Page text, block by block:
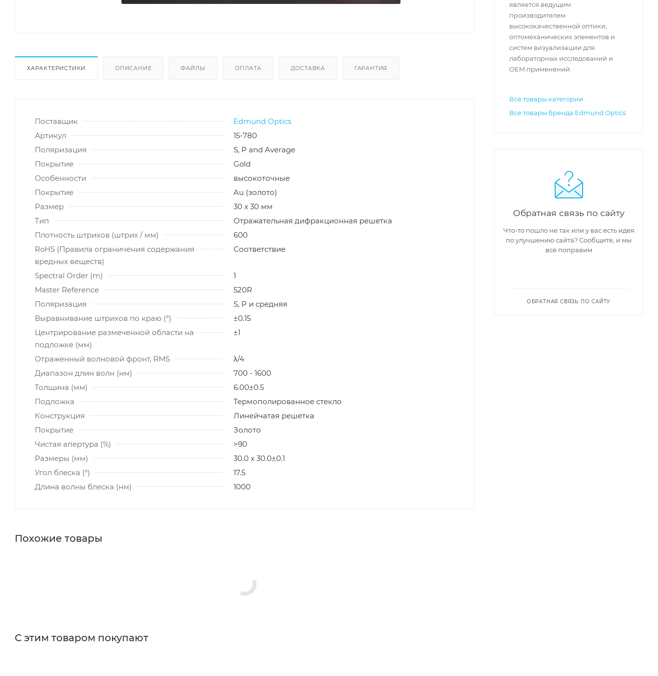
ХАРАКТЕРИСТИКИ ОПИСАНИЕ ФАЙЛЫ ОПЛАТА ДОСТАВКА ГАРАНТИЯ
Поставщик
Edmund Optics
Артикул
15-780
Поляризация
S, P and Average
Покрытие
Gold
Особенности
высокоточные
Покрытие
Au (золото)
Размер
30 x 30 мм
Тип
Отражательная дифракционная решетка
Плотность штрихов (штрих / мм)
600
RoHS (Правила ограничения содержания
вредных веществ)
Соответствие
Spectral Order (m)
1
Master Reference
520R
Поляризация
S, P и средняя
Выравнивание штрихов по краю (°)
±0.15
Центрирование размеченной области на
подложке (мм)
±1
Отраженный волновой фронт, RMS
λ/4
Диапазон длин волн (нм)
700 - 1600
Толщина (мм)
6.00±0.5
Подложка
Термополированное стекло
Конструкция
Линейчатая решетка
Покрытие
Золото
Чистая апертура (%)
>90
Размеры (мм)
30.0 x 30.0±0.1
Угол блеска (°)
17.5
Длина волны блеска (нм)
1000
Похожие товары
С этим товаром покупают
является ведущим
производителем
высококачественной оптики,
оптомеханических элементов и
систем визуализации для
лабораторных исследований и
OEM применений.
Все товары категории
Все товары бренда Edmund Optics
Обратная связь по сайту
Что-то пошло не так или у вас есть идея
по улучшению сайта? Сообщите, и мы
всё поправим
ОБРАТНАЯ СВЯЗЬ ПО САЙТУ